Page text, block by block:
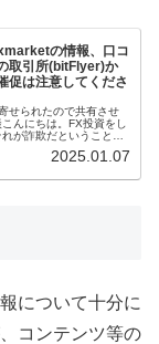
の情報、口コ
取引所(bitFlyer)か
促は注意してくださ
せられたので共有させ
んにちは。FX投資をし
が詐欺だということが
2025.01.07
について十分に
コンテンツ等の